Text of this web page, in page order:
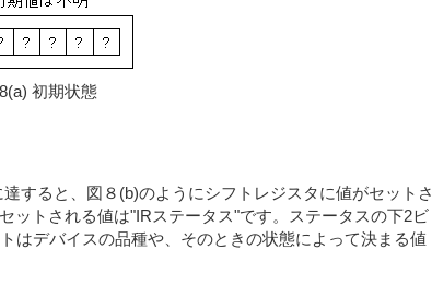
初期状態
すると、図８(b)のようにシフトレジスタに値がセットさ
ットされる値は"IRステータス"です。ステータスの下2ビ
はデバイスの品種や、そのときの状態によって決まる値